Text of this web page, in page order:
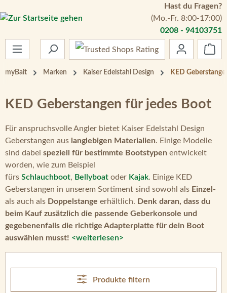
Zum Hauptinhalt springen
Hast du Fragen?
(Mo.-Fr. 8:00-17:00)
0208 - 94103751
myBait Marken Kaiser Edelstahl Design KED
KED Geberstangen für jedes Boot
Für anspruchsvolle Angler bietet Kaiser Edelstahl Design
Geberstangen aus langlebigen Materialien. Einige Modelle
sind dabei speziell für bestimmte Bootstypen entwickelt
worden, wie zum Beispiel
fürs Schlauchboot, Bellyboat oder Kajak. Einige KED
Geberstangen in unserem Sortiment sind sowohl als Einzel-
als auch als Doppelstange erhältlich. Denk daran, dass du
beim Kauf zusätzlich die passende Geberkonsole und
gegebenenfalls die richtige Adapterplatte für dein Boot
auswählen musst! <weiterlesen>
Produkte filtern